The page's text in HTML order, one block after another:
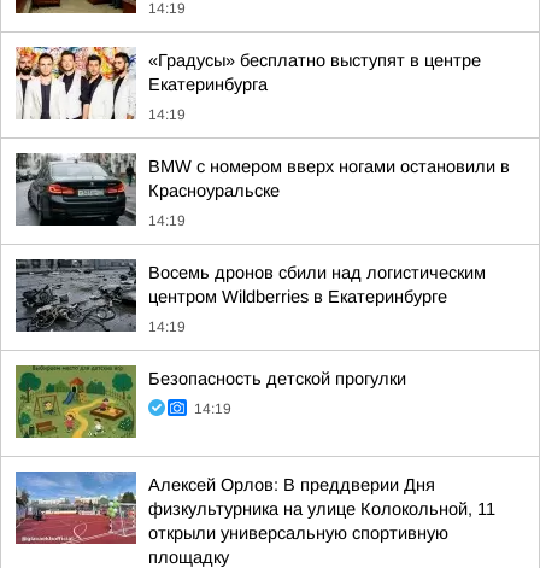
14:19
«Градусы» бесплатно выступят в центре
Екатеринбурга
14:19
BMW с номером вверх ногами остановили в
Красноуральске
14:19
Восемь дронов сбили над логистическим
центром Wildberries в Екатеринбурге
14:19
Безопасность детской прогулки
14:19
Алексей Орлов: В преддверии Дня
физкультурника на улице Колокольной, 11
открыли универсальную спортивную
площадку